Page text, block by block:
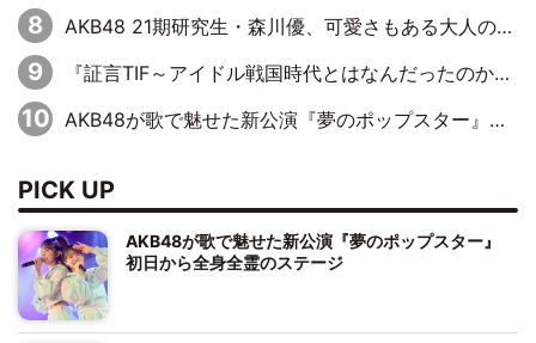
AKB48 21期研究生・森川優、可愛さもある大人の女性に
『証言TIF～アイドル戦国時代とはなんだったのか～』第10回：さくら学院・武藤彩未×飯田らうら「正直、中3で辞めるというのを信じてなくて。そう言われてはいたけど、嘘でしょって」
AKB48が歌で魅せた新公演『夢のポップスター』 初日から全身全霊のステージ
PICK UP
AKB48が歌で魅せた新公演『夢のポップスター』
初日から全身全霊のステージ